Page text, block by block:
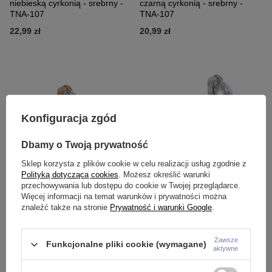
niebieską cyrkonią - srebrny -
TNA-107
22,99 zł
czarną cyrkonią - srebrny -
TNA-107
20,99 zł
Tytanowa nakrętka łezka z białą
cyrkonią - złota - TNA-107
22,99 zł
Tytanowy kolczyk labret
srebrna łezka z białą cyrkonią
29,98 zł
Konfiguracja zgód
Dbamy o Twoją prywatność
Sklep korzysta z plików cookie w celu realizacji usług zgodnie z
Polityką dotyczącą cookies. Możesz określić warunki
przechowywania lub dostępu do cookie w Twojej przeglądarce.
Więcej informacji na temat warunków i prywatności można
znaleźć także na stronie Prywatność i warunki Google.
Funkcjonalne pliki cookie (wymagane)
Zawsze
aktywne